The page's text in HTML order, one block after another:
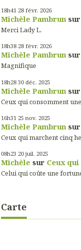
18h41 28 févr. 2026
Michèle Pambrun sur
Merci Lady L.
18h38 28 févr. 2026
Michèle Pambrun sur
Magnifique
18h28 30 déc. 2025
Michèle Pambrun sur
Ceux qui consomment
16h31 25 nov. 2025
Michèle Pambrun sur
Ceux qui marchent cinq
08h23 20 juil. 2025
Michèle sur Ceux
Celui qui coûte une
Carte